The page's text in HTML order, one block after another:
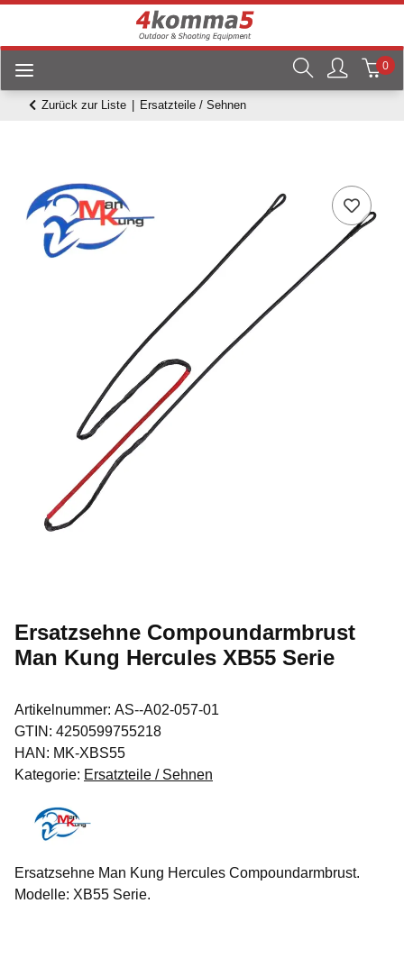
0
Zurück zur Liste Ersatzteile / Sehnen
Ersatzsehne Compoundarmbrust
Man Kung Hercules XB55 Serie
Artikelnummer: AS--A02-057-01
GTIN: 4250599755218
HAN: MK-XBS55
Kategorie: Ersatzteile / Sehnen
Ersatzsehne Man Kung Hercules Compoundarmbrust.
Modelle: XB55 Serie.